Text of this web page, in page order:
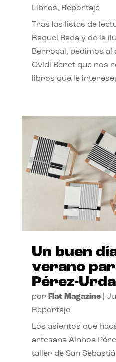
Libros, Reportaje
Tras las listas de
Raquel Bada y de la
Berrocal, pedimos al
Ovidi Benet que nos
libros que le
Un buen
verano
Pérez-
por Flat Magazine|
Reportaje
Los asientos que
artesana Ainhoa
taller de San